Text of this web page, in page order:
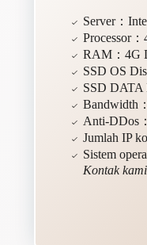
Server：
Processor
RAM：4G
SSD OS
SSD DATA
Bandwidth
Anti-DDos
Jumlah IP
Sistem
Kontak